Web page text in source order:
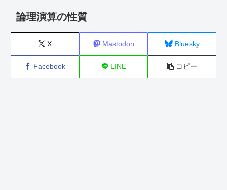
論理演算の性質
X Mastodon Bluesky
Facebook LINE コピー